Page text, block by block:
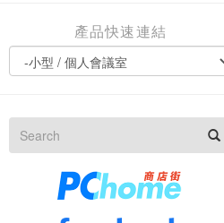
產品快速連結